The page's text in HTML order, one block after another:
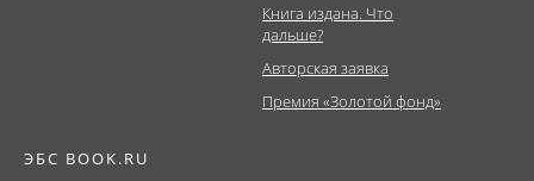
Книга издана. Что
дальше?
Авторская заявка
Премия «Золотой фонд»
ЭБС BOOK.RU